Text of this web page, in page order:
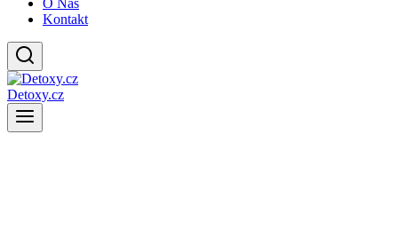
O Nás
Kontakt
Detoxy.cz